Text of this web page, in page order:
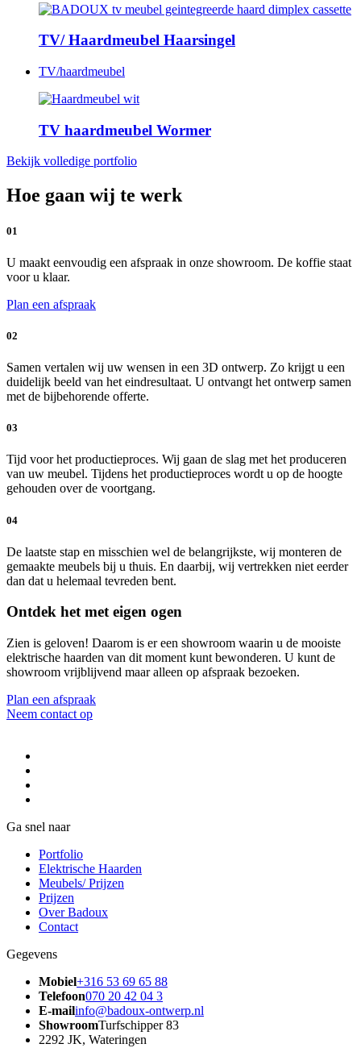
TV/ Haardmeubel Haarsingel
TV/haardmeubel
TV haardmeubel Wormer
Bekijk volledige portfolio
Hoe gaan wij te werk
01
U maakt eenvoudig een afspraak in onze showroom. De koffie staat
voor u klaar.
Plan een afspraak
02
Samen vertalen wij uw wensen in een 3D ontwerp. Zo krijgt u een
duidelijk beeld van het eindresultaat. U ontvangt het ontwerp samen
met de bijbehorende offerte.
03
Tijd voor het productieproces. Wij gaan de slag met het produceren
van uw meubel. Tijdens het productieproces wordt u op de hoogte
gehouden over de voortgang.
04
De laatste stap en misschien wel de belangrijkste, wij monteren de
gemaakte meubels bij u thuis. En daarbij, wij vertrekken niet eerder
dan dat u helemaal tevreden bent.
Ontdek het met eigen ogen
Zien is geloven! Daarom is er een showroom waarin u de mooiste
elektrische haarden van dit moment kunt bewonderen. U kunt de
showroom vrijblijvend maar alleen op afspraak bezoeken.
Plan een afspraak
Neem contact op
Ga snel naar
Portfolio
Elektrische Haarden
Meubels/ Prijzen
Prijzen
Over Badoux
Contact
Gegevens
Mobiel+316 53 69 65 88
Telefoon070 20 42 04 3
E-mailinfo@badoux-ontwerp.nl
ShowroomTurfschipper 83
2292 JK, Wateringen